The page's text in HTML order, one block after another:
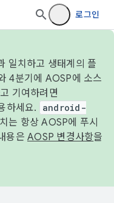
로그인
일치하고 생태계의 플
4분기에 AOSP에 소스
기여하려면
하세요.
android-
는 항상 AOSP에 푸시
용은 AOSP 변경사항을